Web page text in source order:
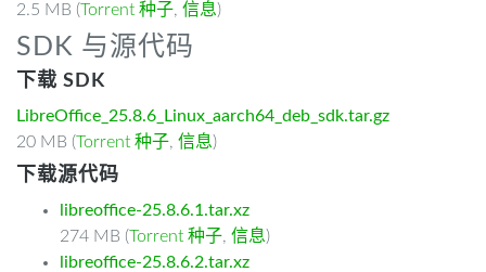
2.5 MB (Torrent 种子, 信息)
SDK 与源代码
下载 SDK
LibreOffice_25.8.6_Linux_aarch64_deb_sdk.tar.gz
20 MB (Torrent 种子, 信息)
下载源代码
libreoffice-25.8.6.1.tar.xz
274 MB (Torrent 种子, 信息)
libreoffice-25.8.6.2.tar.xz